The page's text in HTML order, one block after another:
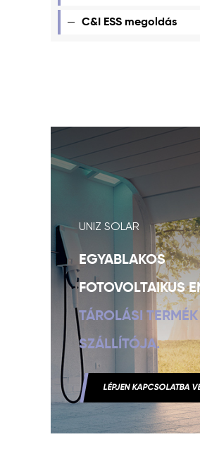
C&I ESS megoldás
UNIZ SOLAR
EGYABLAKOS
FOTOVOLTAIKUS
TÁROLÁSI TERMÉK
SZÁLLÍTÓJA.
LÉPJEN KAPCSOLATBA